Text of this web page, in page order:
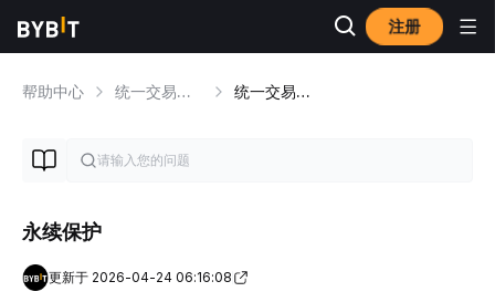
注册
帮助中心 统一交易账户 统一交易风险管理
永续保护
更新于 2026-04-24 06:16:08